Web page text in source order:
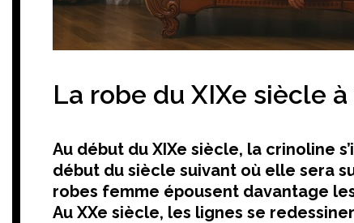
La robe du XIXe siècle
Au début du XIXe siècle, la crinoline
début du siècle suivant où elle sera
robes femme épousent davantage
Au XXe siècle, les lignes se